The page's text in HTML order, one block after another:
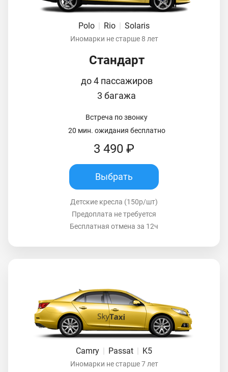
Polo | Rio | Solaris
Иномарки не старше 8 лет
Стандарт
до 4 пассажиров
3 багажа
Встреча по звонку
20 мин. ожидания бесплатно
3 490 ₽
Выбрать
Детские кресла (150р/шт)
Предоплата не требуется
Бесплатная отмена за 12ч
Camry Passat K5
Иномарки не старше 7 лет